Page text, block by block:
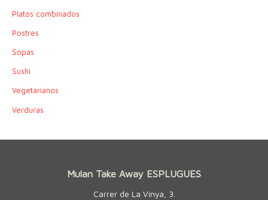
Platos combinados
Postres
Sopas
Sushi
Vegetarianos
Verduras
Mulan Take Away ESPLUGUES
Carrer de La Vinya, 3.